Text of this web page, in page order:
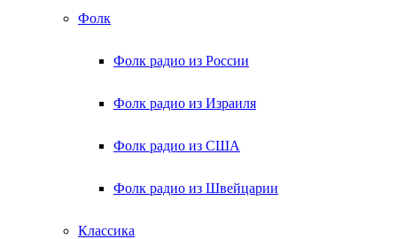
Фолк
Фолк радио из России
Фолк радио из Израиля
Фолк радио из США
Фолк радио из Швейцарии
Классика